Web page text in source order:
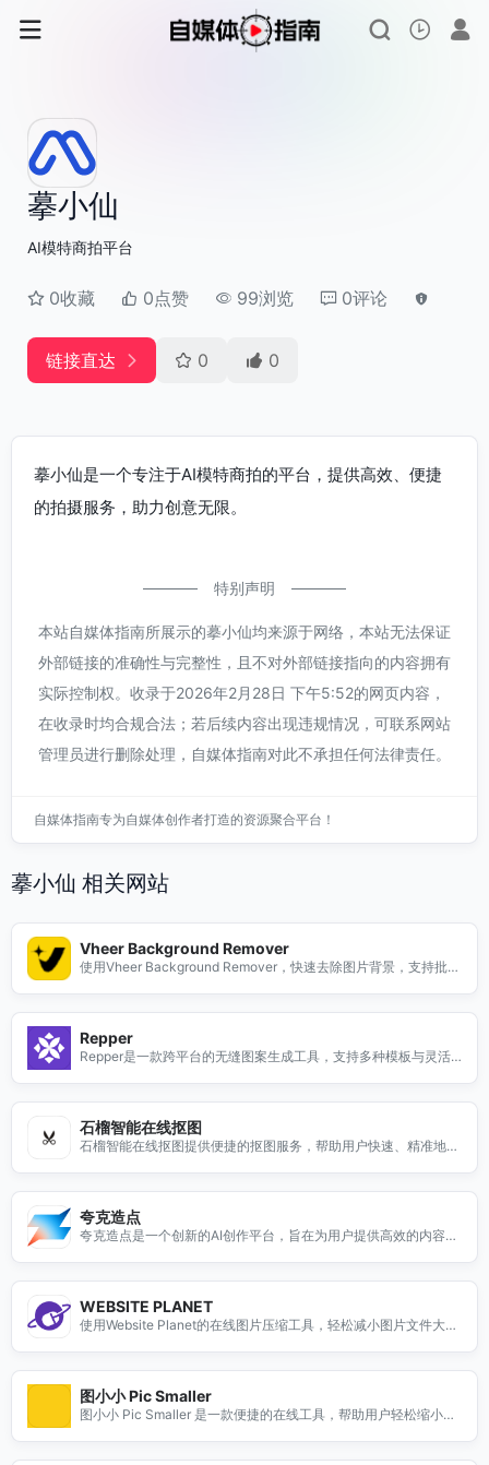
摹小仙
AI模特商拍平台
0收藏 0点赞 99浏览 0评论
链接直达 0 0
摹小仙是一个专注于AI模特商拍的平台，提供高效、便捷
的拍摄服务，助力创意无限。
特别声明
本站自媒体指南所展示的摹小仙均来源于网络，本站无法保证
外部链接的准确性与完整性，且不对外部链接指向的内容拥有
实际控制权。收录于2026年2月28日 下午5:52的网页内容，
在收录时均合规合法；若后续内容出现违规情况，可联系网站
管理员进行删除处理，自媒体指南对此不承担任何法律责任。
自媒体指南专为自媒体创作者打造的资源聚合平台！
摹小仙 相关网站
Vheer Background Remover
使用Vheer Background Remover，快速去除图片背景，支持批量
Repper
Repper是一款跨平台的无缝图案生成工具，支持多种模板与灵活
石榴智能在线抠图
石榴智能在线抠图提供便捷的抠图服务，帮助用户快速、精准地处
分，省去繁琐的手动操作。我们的服务适用于电商、设计、社交媒
体等多个领域，提升您的工作效率。体验石榴智能在线抠图，让您
的图片处理变得轻松简单！
夸克造点
夸克造点是一个创新的AI创作平台，旨在为用户提供高效的内容创
还是企业用户，夸克造点都能为你的创作提供强大的支持，提升工
作效率，激发灵感，助你在内容创作的道路上走得更远。
WEBSITE PLANET
使用Website Planet的在线图片压缩工具，轻松减小图片文件大
图小小 Pic Smaller
图小小 Pic Smaller 是一款便捷的在线工具，帮助用户轻松缩小图